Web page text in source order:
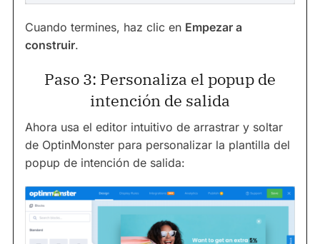
Cuando termines, haz clic en Empezar a
construir.
Paso 3: Personaliza el popup de
intención de salida
Ahora usa el editor intuitivo de arrastrar y soltar
de OptinMonster para personalizar la plantilla del
popup de intención de salida: